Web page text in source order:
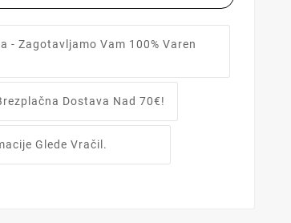
- Zagotavljamo Vam 100% Varen
Dostava Nad 70€!
Glede Vračil.